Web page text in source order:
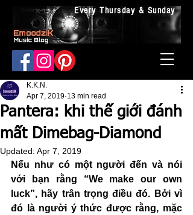
Every Thursday & Sunday
Pantera: khi thế giới đánh
mất Dimebag-Diamond
K.K.N.
Apr 7, 2019 13 min read
Updated: Apr 7, 2019
Nếu như có một người đến và nói
với bạn rằng “We make our own
luck”, hãy trân trọng điều đó. Bởi vì
đó là người ý thức được rằng, mặc